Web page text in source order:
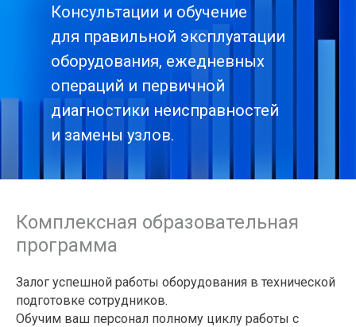
Консультации и обучение
для правильной эксплуатации
оборудования, ежедневных
операций и первичной
диагностики неисправностей
и замены узлов.
Комплексная образовательная
программа
Залог успешной работы оборудования в технической
подготовке сотрудников.
Обучим ваш персонал полному циклу работы с